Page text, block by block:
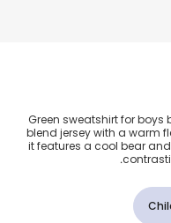
أخضر للأولاد
Green sweatshirt for
blend jersey with a warm
it features a cool bear